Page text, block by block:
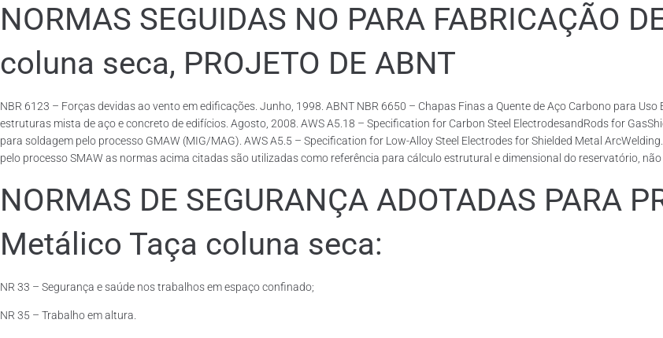
NORMAS SEGUIDAS NO PARA FABRICAÇÃO
coluna seca, PROJETO DE ABNT
NBR 6123 – Forças devidas ao vento em edificações. Junho, 1998. ABNT NBR 6650 – Chapas Finas a Quente de Aço Carbono para
estruturas mista de aço e concreto de edifícios. Agosto, 2008. AWS A5.18 – Specification for Carbon Steel ElectrodesandRods for
para soldagem pelo processo GMAW (MIG/MAG). AWS A5.5 – Specification for Low-Alloy Steel Electrodes for Shielded Metal
pelo processo SMAW as normas acima citadas são utilizadas como referência para cálculo estrutural e dimensional do reservatório, não
NORMAS DE SEGURANÇA ADOTADAS PARA
Metálico Taça coluna seca:
NR 33 – Segurança e saúde nos trabalhos em espaço confinado;
NR 35 – Trabalho em altura.